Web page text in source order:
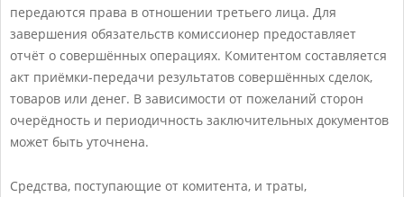
передаются права в отношении третьего лица. Для
завершения обязательств комиссионер предоставляет
отчёт о совершённых операциях. Комитентом составляется
акт приёмки-передачи результатов совершённых сделок,
товаров или денег. В зависимости от пожеланий сторон
очерёдность и периодичность заключительных документов
может быть уточнена.
Средства, поступающие от комитента, и траты,